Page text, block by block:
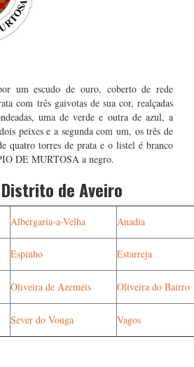
um escudo de ouro, coberto de rede
com três gaivotas de sua cor, realçadas
uma de verde e outra de azul, a
peixes e a segunda com um, os três de
quatro torres de prata e o listel é branco
DE MURTOSA a negro.
de Aveiro
Albergaria-a-Velha Anadia
Espinho Estarreja
Oliveira de Azeméis Oliveira do Bairro
Sever do Vouga Vagos